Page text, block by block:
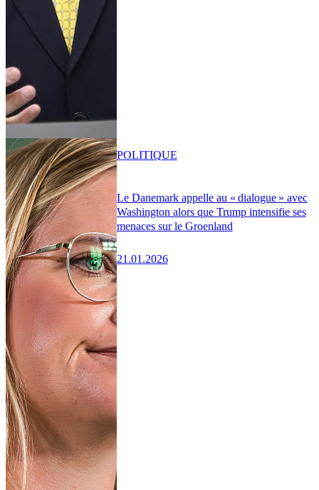
Le Danemark appelle au « dialogue » avec
Washington alors que Trump intensifie ses
menaces sur le Groenland
21.01.2026
POLITIQUE